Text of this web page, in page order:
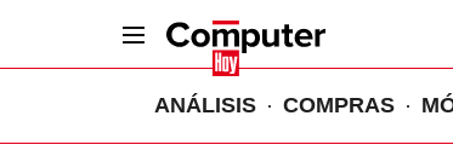
ANÁLISIS COMPRAS